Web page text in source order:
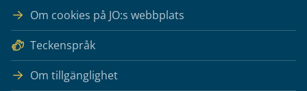
Om cookies på JO:s webbplats
Teckenspråk
Om tillgänglighet